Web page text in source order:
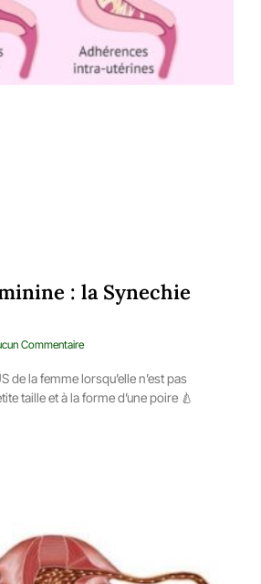
: la Synechie
Commentaire
de la femme lorsqu’elle n’est pas
taille et à la forme d’une poire 🍐